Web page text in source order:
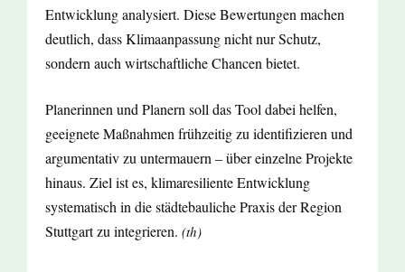
Entwicklung analysiert. Diese Bewertungen machen
deutlich, dass Klimaanpassung nicht nur Schutz,
sondern auch wirtschaftliche Chancen bietet.
Planerinnen und Planern soll das Tool dabei helfen,
geeignete Maßnahmen frühzeitig zu identifizieren und
argumentativ zu untermauern – über einzelne Projekte
hinaus. Ziel ist es, klimaresiliente Entwicklung
systematisch in die städtebauliche Praxis der Region
Stuttgart zu integrieren. (th)